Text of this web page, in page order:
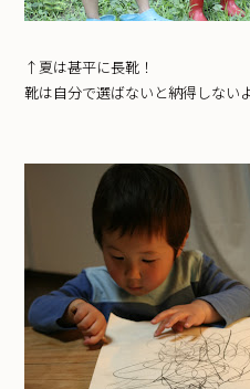
↑夏は甚平に長靴！
靴は自分で選ばないと納得しない